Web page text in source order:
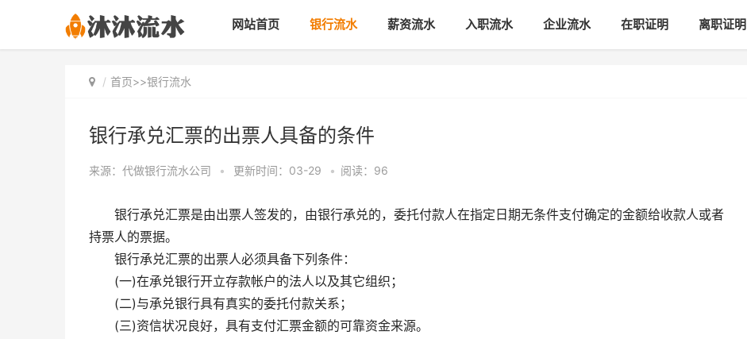
网站首页 银行流水 薪资流水 入职流水 企业流水 在职证明 离职证明
首页>>银行流水
银行承兑汇票的出票人具备的条件
来源：代做银行流水公司 • 更新时间：03-29 • 阅读：96
银行承兑汇票是由出票人签发的，由银行承兑的，委托付款人在指定日期无条件支付确定的金额给收款人或者
持票人的票据。
银行承兑汇票的出票人必须具备下列条件：
(一)在承兑银行开立存款帐户的法人以及其它组织；
(二)与承兑银行具有真实的委托付款关系；
(三)资信状况良好，具有支付汇票金额的可靠资金来源。